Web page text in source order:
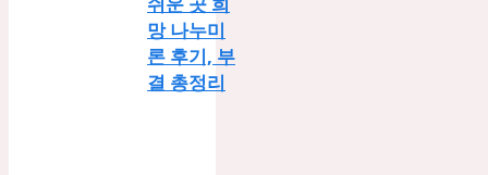
망 나누미
론 후기, 부
결 총정리